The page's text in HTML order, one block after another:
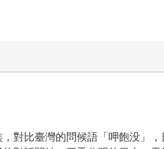
對比臺灣的問候語「呷飽没」